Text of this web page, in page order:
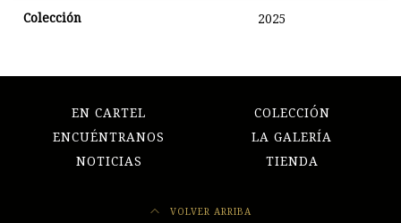
Colección 2025
EN CARTEL
COLECCIÓN
ENCUÉNTRANOS
LA GALERÍA
NOTICIAS
TIENDA
VOLVER ARRIBA